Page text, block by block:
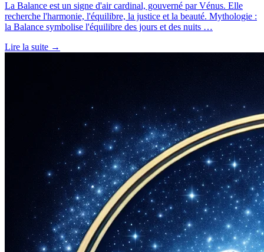
La Balance est un signe d'air cardinal, gouverné par Vénus. Elle
recherche l'harmonie, l'équilibre, la justice et la beauté. Mythologie :
la Balance symbolise l'équilibre des jours et des nuits …
Lire la suite →